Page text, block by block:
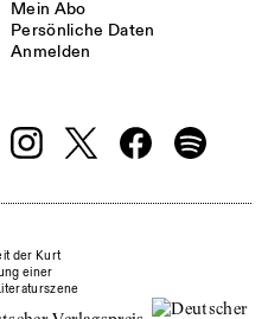
Mein Abo
Persönliche Daten
Anmelden
der Kurt
einer